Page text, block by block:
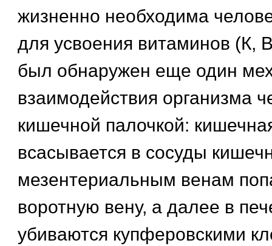
жизненно необходима
для усвоения витаминов (К,
был обнаружен еще один
взаимодействия организма
кишечной палочкой:
всасывается в сосуды
мезентериальным венам
воротную вену, а далее в
убиваются купферовскими